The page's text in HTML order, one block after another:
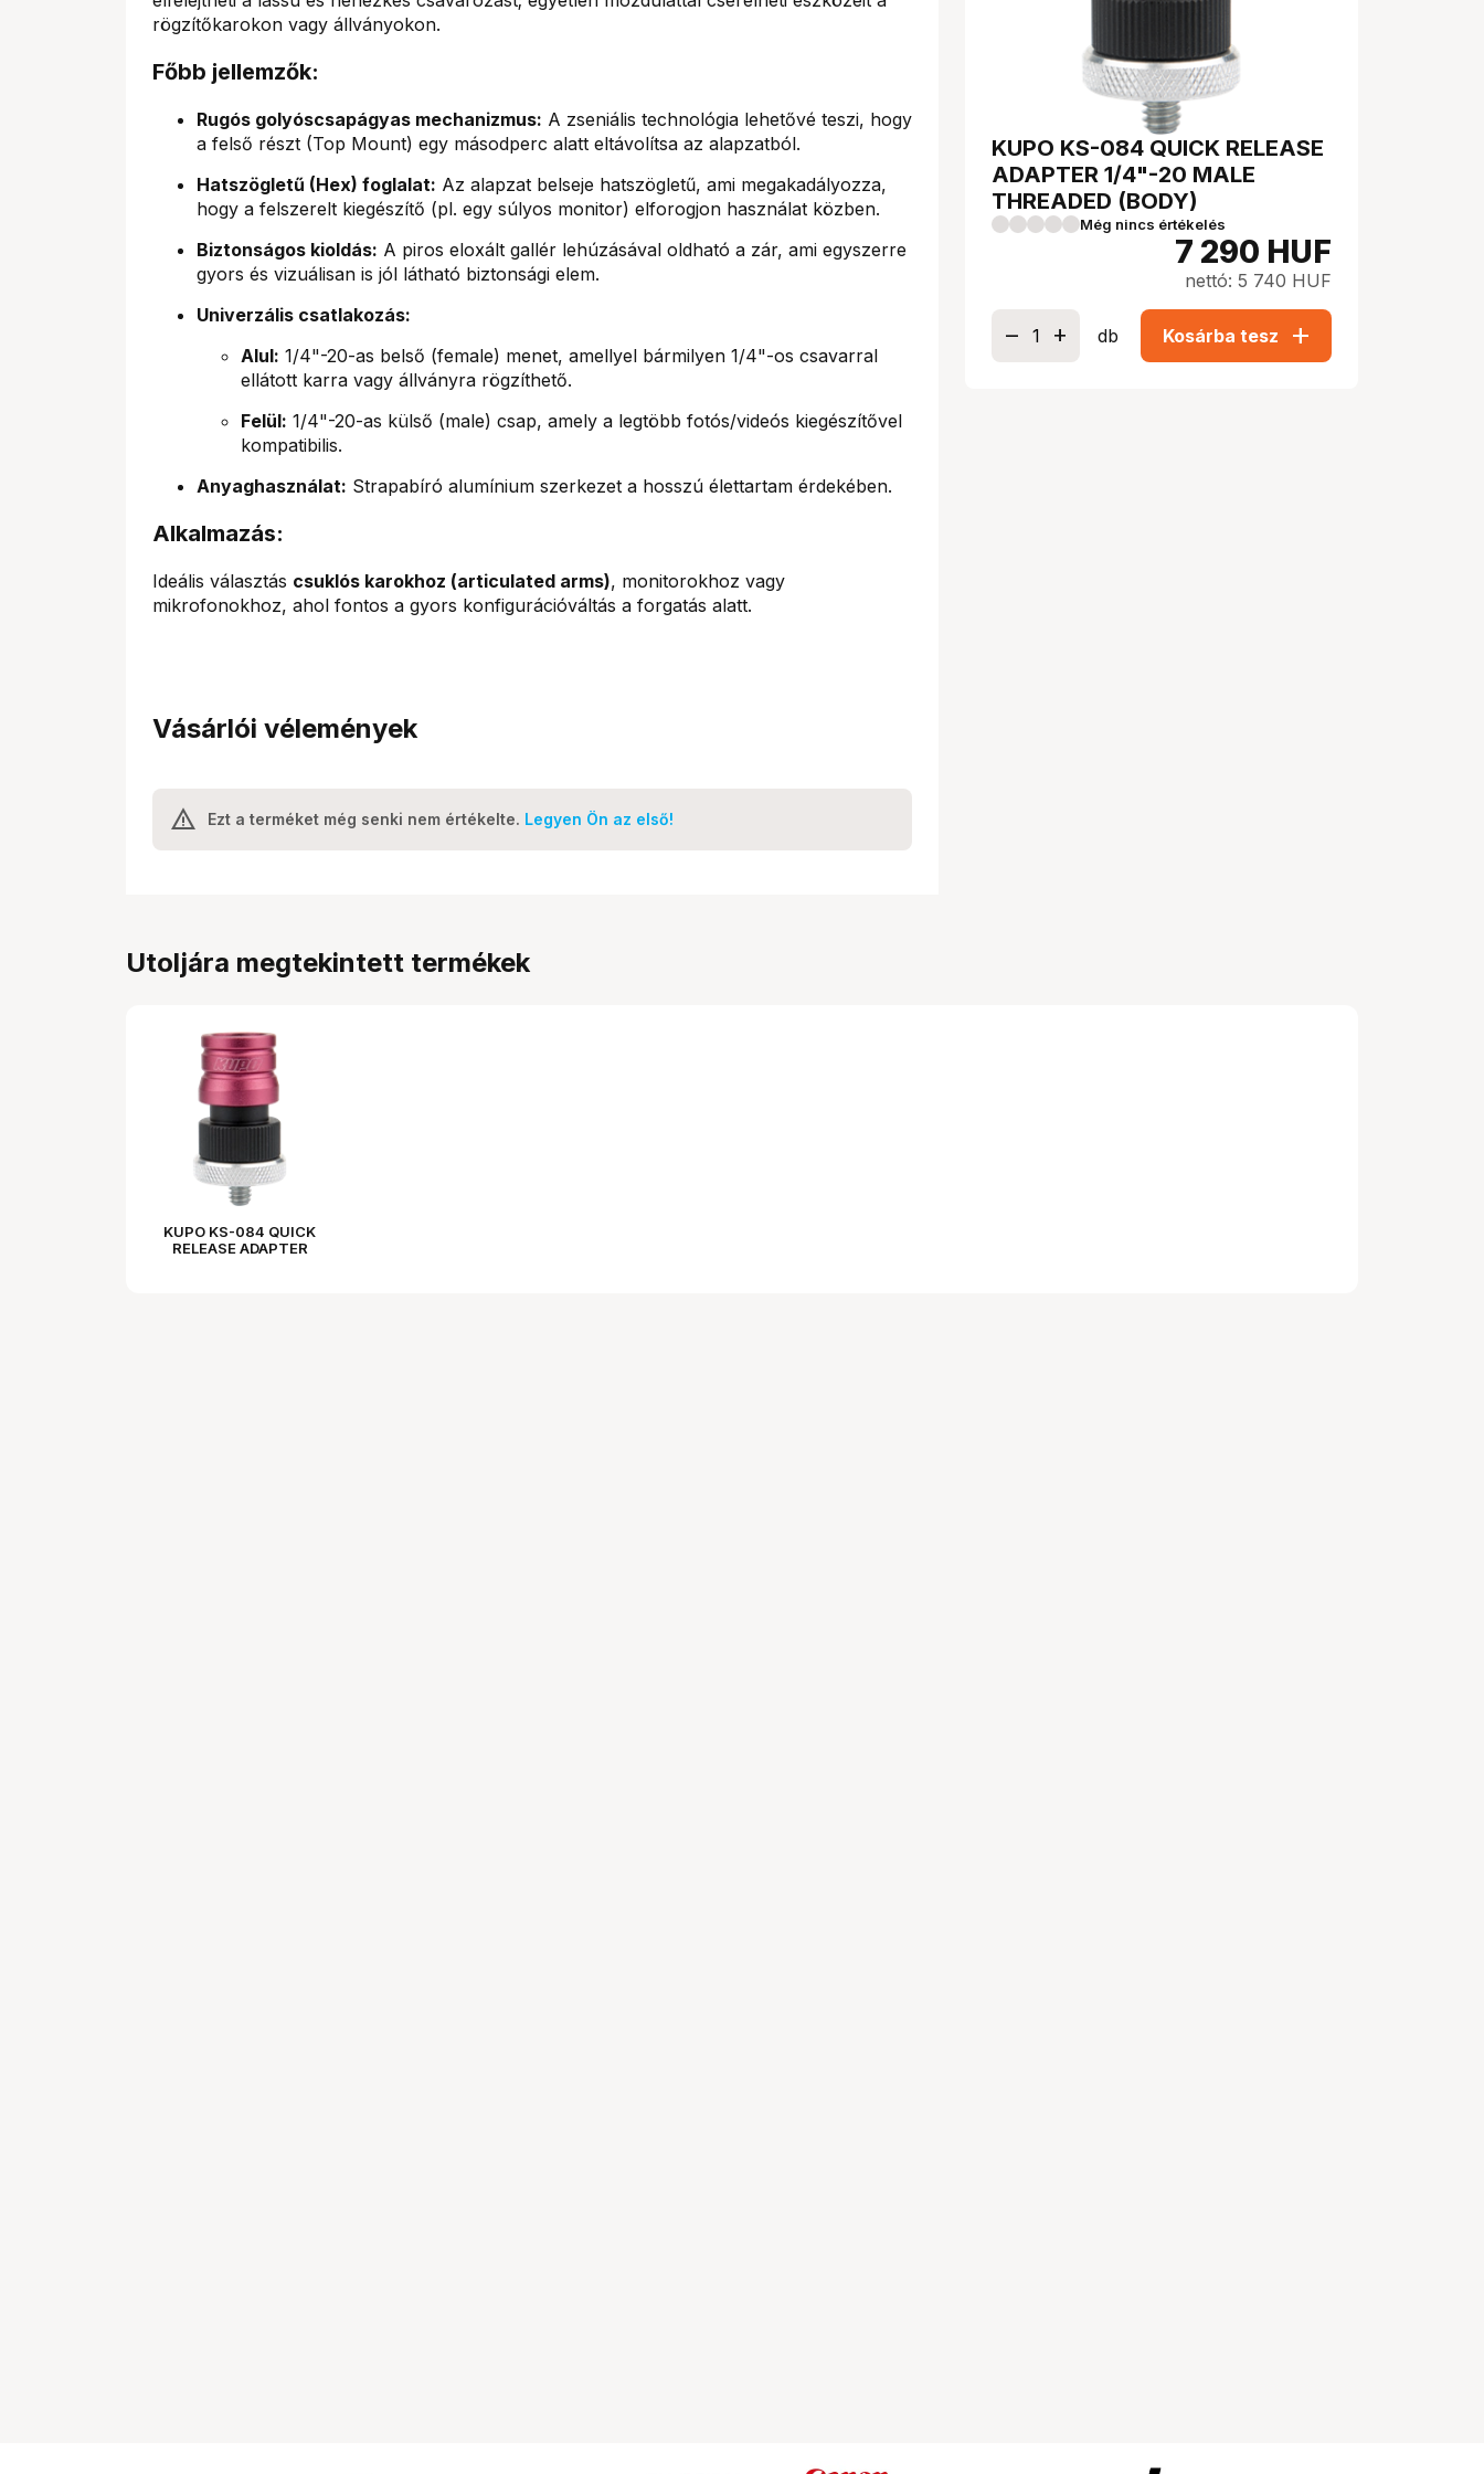
rögzítőkarokon vagy állványokon.
Főbb jellemzők:
Rugós golyóscsapágyas mechanizmus: A zseniális technológia lehetővé teszi, hogy
a felső részt (Top Mount) egy másodperc alatt eltávolítsa az alapzatból.
Hatszögletű (Hex) foglalat: Az alapzat belseje hatszögletű, ami megakadályozza,
hogy a felszerelt kiegészítő (pl. egy súlyos monitor) elforogjon használat közben.
Biztonságos kioldás: A piros eloxált gallér lehúzásával oldható a zár, ami egyszerre
gyors és vizuálisan is jól látható biztonsági elem.
Univerzális csatlakozás:
Alul: 1/4"-20-as belső (female) menet, amellyel bármilyen 1/4"-os csavarral
ellátott karra vagy állványra rögzíthető.
Felül: 1/4"-20-as külső (male) csap, amely a legtöbb fotós/videós kiegészítővel
kompatibilis.
Anyaghasználat: Strapabíró alumínium szerkezet a hosszú élettartam érdekében.
Alkalmazás:
Ideális választás csuklós karokhoz (articulated arms), monitorokhoz vagy
mikrofonokhoz, ahol fontos a gyors konfigurációváltás a forgatás alatt.
Vásárlói vélemények
Ezt a terméket még senki nem értékelte. Legyen Ön az első!
KUPO KS-084 QUICK RELEASE
ADAPTER 1/4"-20 MALE
THREADED (BODY)
Még nincs értékelés
7 290 HUF
nettó: 5 740 HUF
db Kosárba tesz add
Utoljára megtekintett termékek
KUPO KS-084 QUICK
RELEASE ADAPTER